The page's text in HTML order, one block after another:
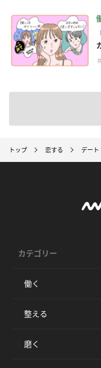
トップ 恋する デート
カテゴリー
働く
整える
磨く